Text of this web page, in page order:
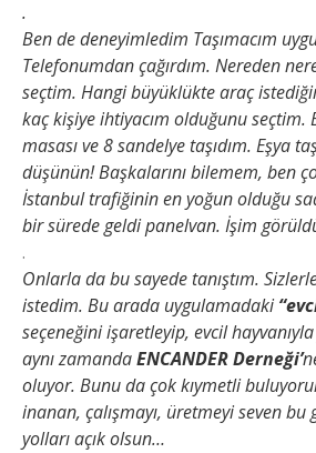
.
Ben de deneyimledim Taşımacım
Telefonumdan çağırdım. Nereden
seçtim. Hangi büyüklükte araç
kaç kişiye ihtiyacım olduğunu seçtim.
masası ve 8 sandelye taşıdım. Eşya
düşünün! Başkalarını bilemem, ben
İstanbul trafiğinin en yoğun olduğu
bir sürede geldi panelvan. İşim
.
Onlarla da bu sayede tanıştım.
istedim. Bu arada uygulamadaki
seçeneğini işaretleyip, evcil
aynı zamandaENCANDER Derneği’
oluyor. Bunu da çok kıymetli
inanan, çalışmayı, üretmeyi seven
yolları açık olsun…